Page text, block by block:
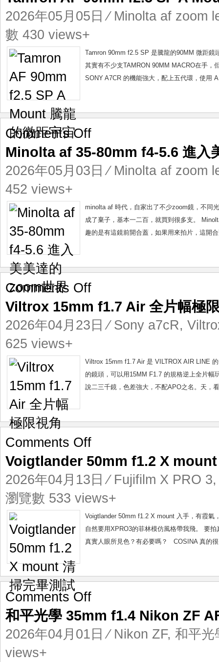
f2.5
Mount
騰
的
宇
2026年05月05日 ⁄ Minolta af zoom
數 430 views+
Tamron 90mm f2.5 SP 是騰龍的90MM 微距鏡
其實有不少支TAMRON 90MM MACRO在手，
SONY A7CR 的機能強大，配上五代環，使用
Comments Offon
80mm
進
美
zoom
Minolta af 35-80mm f4-5.6 進入
2026年05月03日 ⁄ Minolta af zoom
452 views+
minolta af 時代，自家出了不少zoom鏡，不同
成了棄子，基本一二百，就買到很多支。
趣的是有這鏡前開合蓋，如果用來拍片，這開
Comments Offon
15mm
Air
幅
極
視
Viltrox 15mm f1.7 Air 全片幅極
2026年04月23日 ⁄ Sony a7cR,
625 views+
Viltrox 15mm f1.7 Air 是 VILTROX AIR LINE
的鏡頭，可以用15MM F1.7 的規格逆上全片
說二三千鏡，色差強大，不配APO之名。天，
Comments Offon
50mm
X
清
掃
完
測
Voigtlander 50mm f1.2 X mount
2026年04月13日 ⁄ Fujifilm X PRO 3
瀏覽數 533 views+
Voigtlander 50mm f1.2 X mount 入手，有霞氣
自然要用XPRO3的菲林模仿風格帶我飛。 要
真實人眼所見色？有必要嗎？ COSINA 真的
Comments Offon
平
學
和平光學 35mm f1.4 Nikon ZF
2026年04月01日 ⁄ Nikon ZF, 和平光
views+